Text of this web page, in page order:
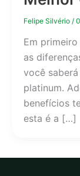
Felipe Silvério /
Em
as
você
platinum.
benefícios
esta é a […]